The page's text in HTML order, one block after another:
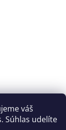
váš
Súhlas udelíte